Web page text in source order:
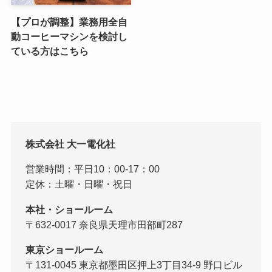
【プロが調整】業務用全自
動コーヒーマシンを検討し
ている方はこちら
株式会社 大一電化社
営業時間：平日10：00-17：00
定休：土曜・日曜・祝日
本社・ショールーム
〒632-0017 奈良県天理市田部町287
東京ショールーム
〒131-0045 東京都墨田区押上3丁目34-9 野口ビル